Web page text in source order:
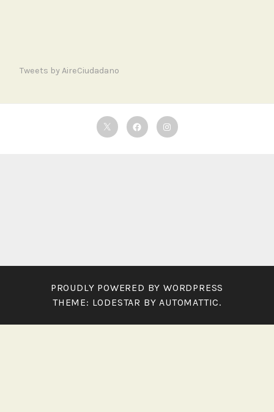
Tweets by AireCiudadano
TwitterFacebookInstagram
PROUDLY POWERED BY WORDPRESS
THEME: LODESTAR BY AUTOMATTIC.